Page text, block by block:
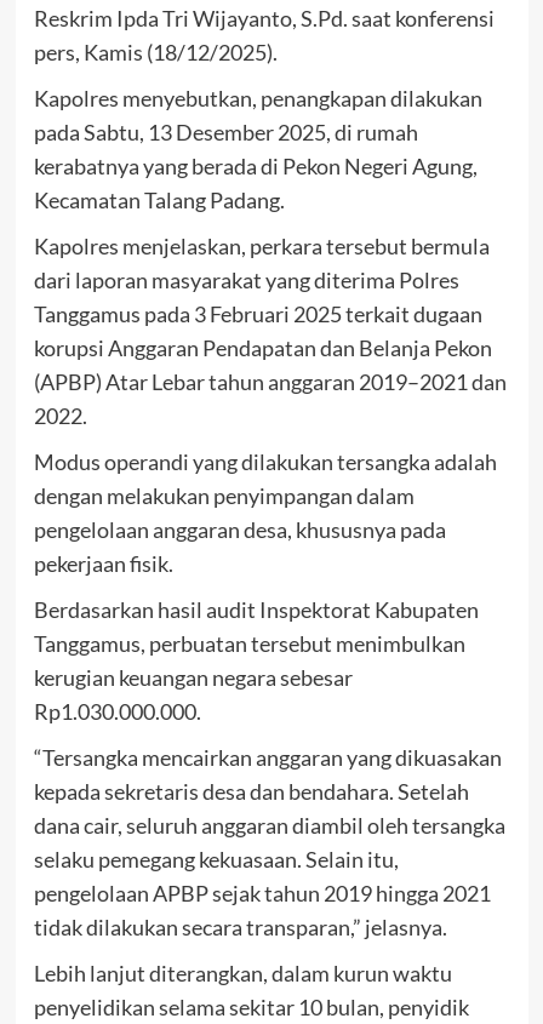
Reskrim Ipda Tri Wijayanto, S.Pd. saat konferensi
pers, Kamis (18/12/2025).
Kapolres menyebutkan, penangkapan dilakukan
pada Sabtu, 13 Desember 2025, di rumah
kerabatnya yang berada di Pekon Negeri Agung,
Kecamatan Talang Padang.
Kapolres menjelaskan, perkara tersebut bermula
dari laporan masyarakat yang diterima Polres
Tanggamus pada 3 Februari 2025 terkait dugaan
korupsi Anggaran Pendapatan dan Belanja Pekon
(APBP) Atar Lebar tahun anggaran 2019–2021 dan
2022.
Modus operandi yang dilakukan tersangka adalah
dengan melakukan penyimpangan dalam
pengelolaan anggaran desa, khususnya pada
pekerjaan fisik.
Berdasarkan hasil audit Inspektorat Kabupaten
Tanggamus, perbuatan tersebut menimbulkan
kerugian keuangan negara sebesar
Rp1.030.000.000.
“Tersangka mencairkan anggaran yang dikuasakan
kepada sekretaris desa dan bendahara. Setelah
dana cair, seluruh anggaran diambil oleh tersangka
selaku pemegang kekuasaan. Selain itu,
pengelolaan APBP sejak tahun 2019 hingga 2021
tidak dilakukan secara transparan,” jelasnya.
Lebih lanjut diterangkan, dalam kurun waktu
penyelidikan selama sekitar 10 bulan, penyidik